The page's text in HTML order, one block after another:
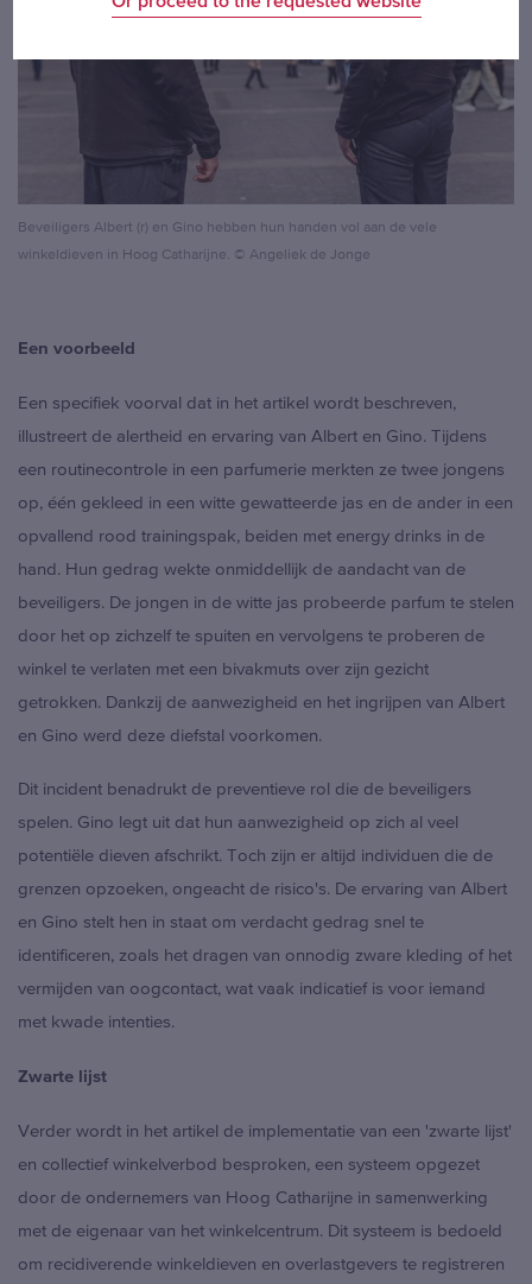
– NEDERLANDS
DEUTSCHLAND
Beveiligers Albert (r) en Gino hebben hun handen vol aan de vele
winkeldieven in Hoog Catharijne. © Angeliek de Jonge
Een voorbeeld
Een specifiek voorval dat in het artikel wordt beschreven,
illustreert de alertheid en ervaring van Albert en Gino. Tijdens
een routinecontrole in een parfumerie merkten ze twee jongens
op, één gekleed in een witte gewatteerde jas en de ander in een
opvallend rood trainingspak, beiden met energy drinks in de
hand. Hun gedrag wekte onmiddellijk de aandacht van de
beveiligers. De jongen in de witte jas probeerde parfum te stelen
door het op zichzelf te spuiten en vervolgens te proberen de
winkel te verlaten met een bivakmuts over zijn gezicht
getrokken. Dankzij de aanwezigheid en het ingrijpen van Albert
en Gino werd deze diefstal voorkomen.
Dit incident benadrukt de preventieve rol die de beveiligers
spelen. Gino legt uit dat hun aanwezigheid op zich al veel
potentiële dieven afschrikt. Toch zijn er altijd individuen die de
grenzen opzoeken, ongeacht de risico's. De ervaring van Albert
en Gino stelt hen in staat om verdacht gedrag snel te
identificeren, zoals het dragen van onnodig zware kleding of het
vermijden van oogcontact, wat vaak indicatief is voor iemand
met kwade intenties.
Zwarte lijst
Verder wordt in het artikel de implementatie van een 'zwarte lijst'
en collectief winkelverbod besproken, een systeem opgezet
door de ondernemers van Hoog Catharijne in samenwerking
met de eigenaar van het winkelcentrum. Dit systeem is bedoeld
om recidiverende winkeldieven en overlastgevers te registreren